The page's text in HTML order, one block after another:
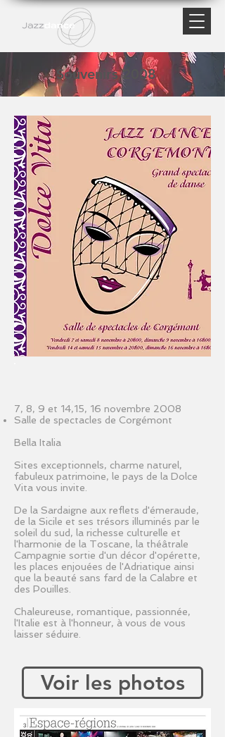
Souvenirs 2008
7, 8, 9 et 14,15, 16 novembre 2008
Salle de spectacles de Corgémont
Bella Italia
Sites exceptionnels, charme naturel,
fabuleux patrimoine, le pays de la Dolce
Vita vous invite.
De la Sardaigne aux reflets d'émeraude,
de la Sicile et ses trésors illuminés par le
soleil du sud, la richesse culturelle et
l'harmonie de la Toscane, la théâtrale
Campagnie sortie d'un décor d'opérette,
les places enjouées de l'Adriatique ainsi
que la beauté sans fard de la Calabre et
des Pouilles.
Chaleureuse, romantique, passionnée,
l'Italie est à l'honneur, à vous de vous
laisser séduire.
Voir les photos